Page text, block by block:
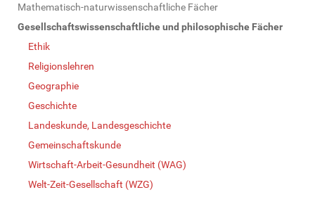
Mathematisch-naturwissenschaftliche Fächer
Gesellschaftswissenschaftliche und philosophische Fächer
Ethik
Religionslehren
Geographie
Geschichte
Landeskunde, Landesgeschichte
Gemeinschaftskunde
Wirtschaft-Arbeit-Gesundheit (WAG)
Welt-Zeit-Gesellschaft (WZG)